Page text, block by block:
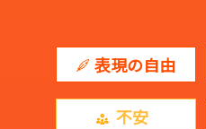
表現の自由
不安